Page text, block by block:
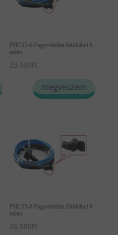
PHC15-6 Fagyvédelmi fűtőkábel 6
méter
23,500Ft
megveszem
PHC15-8 Fagyvédelmi fűtőkábel 8
méter
26,500Ft